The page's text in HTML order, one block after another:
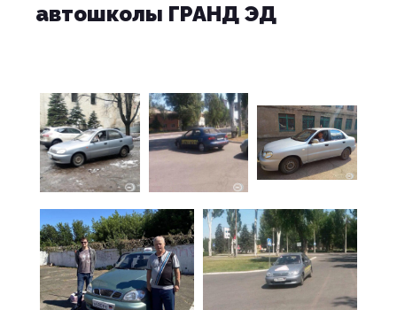
автошколы ГРАНД ЭД